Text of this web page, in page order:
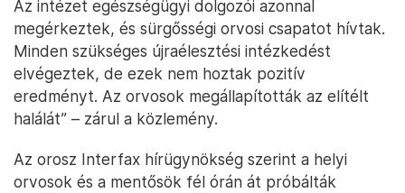
Az intézet egészségügyi dolgozói azonnal
megérkeztek, és sürgősségi orvosi csapatot hívtak.
Minden szükséges újraélesztési intézkedést
elvégeztek, de ezek nem hoztak pozitív
eredményt. Az orvosok megállapították az elítélt
halálát” – zárul a közlemény.
Az orosz Interfax hírügynökség szerint a helyi
orvosok és a mentősök fél órán át próbálták